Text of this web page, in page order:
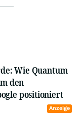
Wie Quantum
den
positioniert
Anzeige